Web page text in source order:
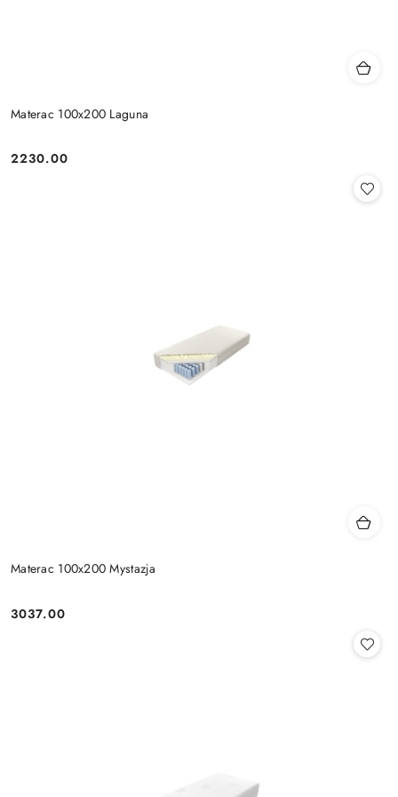
Materac 100x200 Laguna
Cena:
2230.00
Materac 100x200 Mystazja
Cena:
3037.00